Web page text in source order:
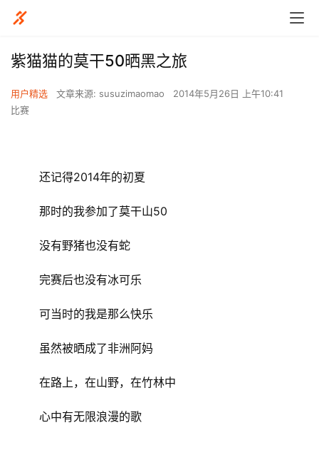
紫猫猫的莫干50晒黑之旅
用户精选 文章来源: susuzimaomao
2014年5月26日 上午10:41
比赛
	还记得2014年的初夏
	那时的我参加了莫干山50
	没有野猪也没有蛇
	完赛后也没有冰可乐
	可当时的我是那么快乐
	虽然被晒成了非洲阿妈
	在路上，在山野，在竹林中
	心中有无限浪漫的歌